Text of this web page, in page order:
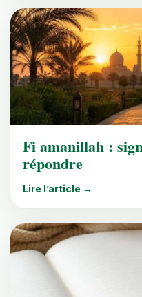
Fi amanillah :
répondre
Lire l’article →